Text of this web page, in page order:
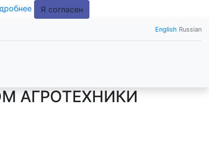
Я согласен
English Russian
АГРОТЕХНИКИ